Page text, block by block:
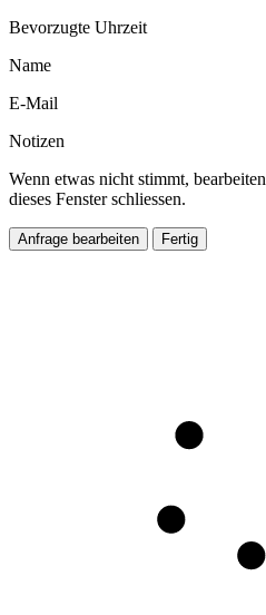
Bevorzugte Uhrzeit
Name
E-Mail
Notizen
Wenn etwas nicht stimmt,
dieses Fenster schliessen.
Anfrage bearbeiten Fertig